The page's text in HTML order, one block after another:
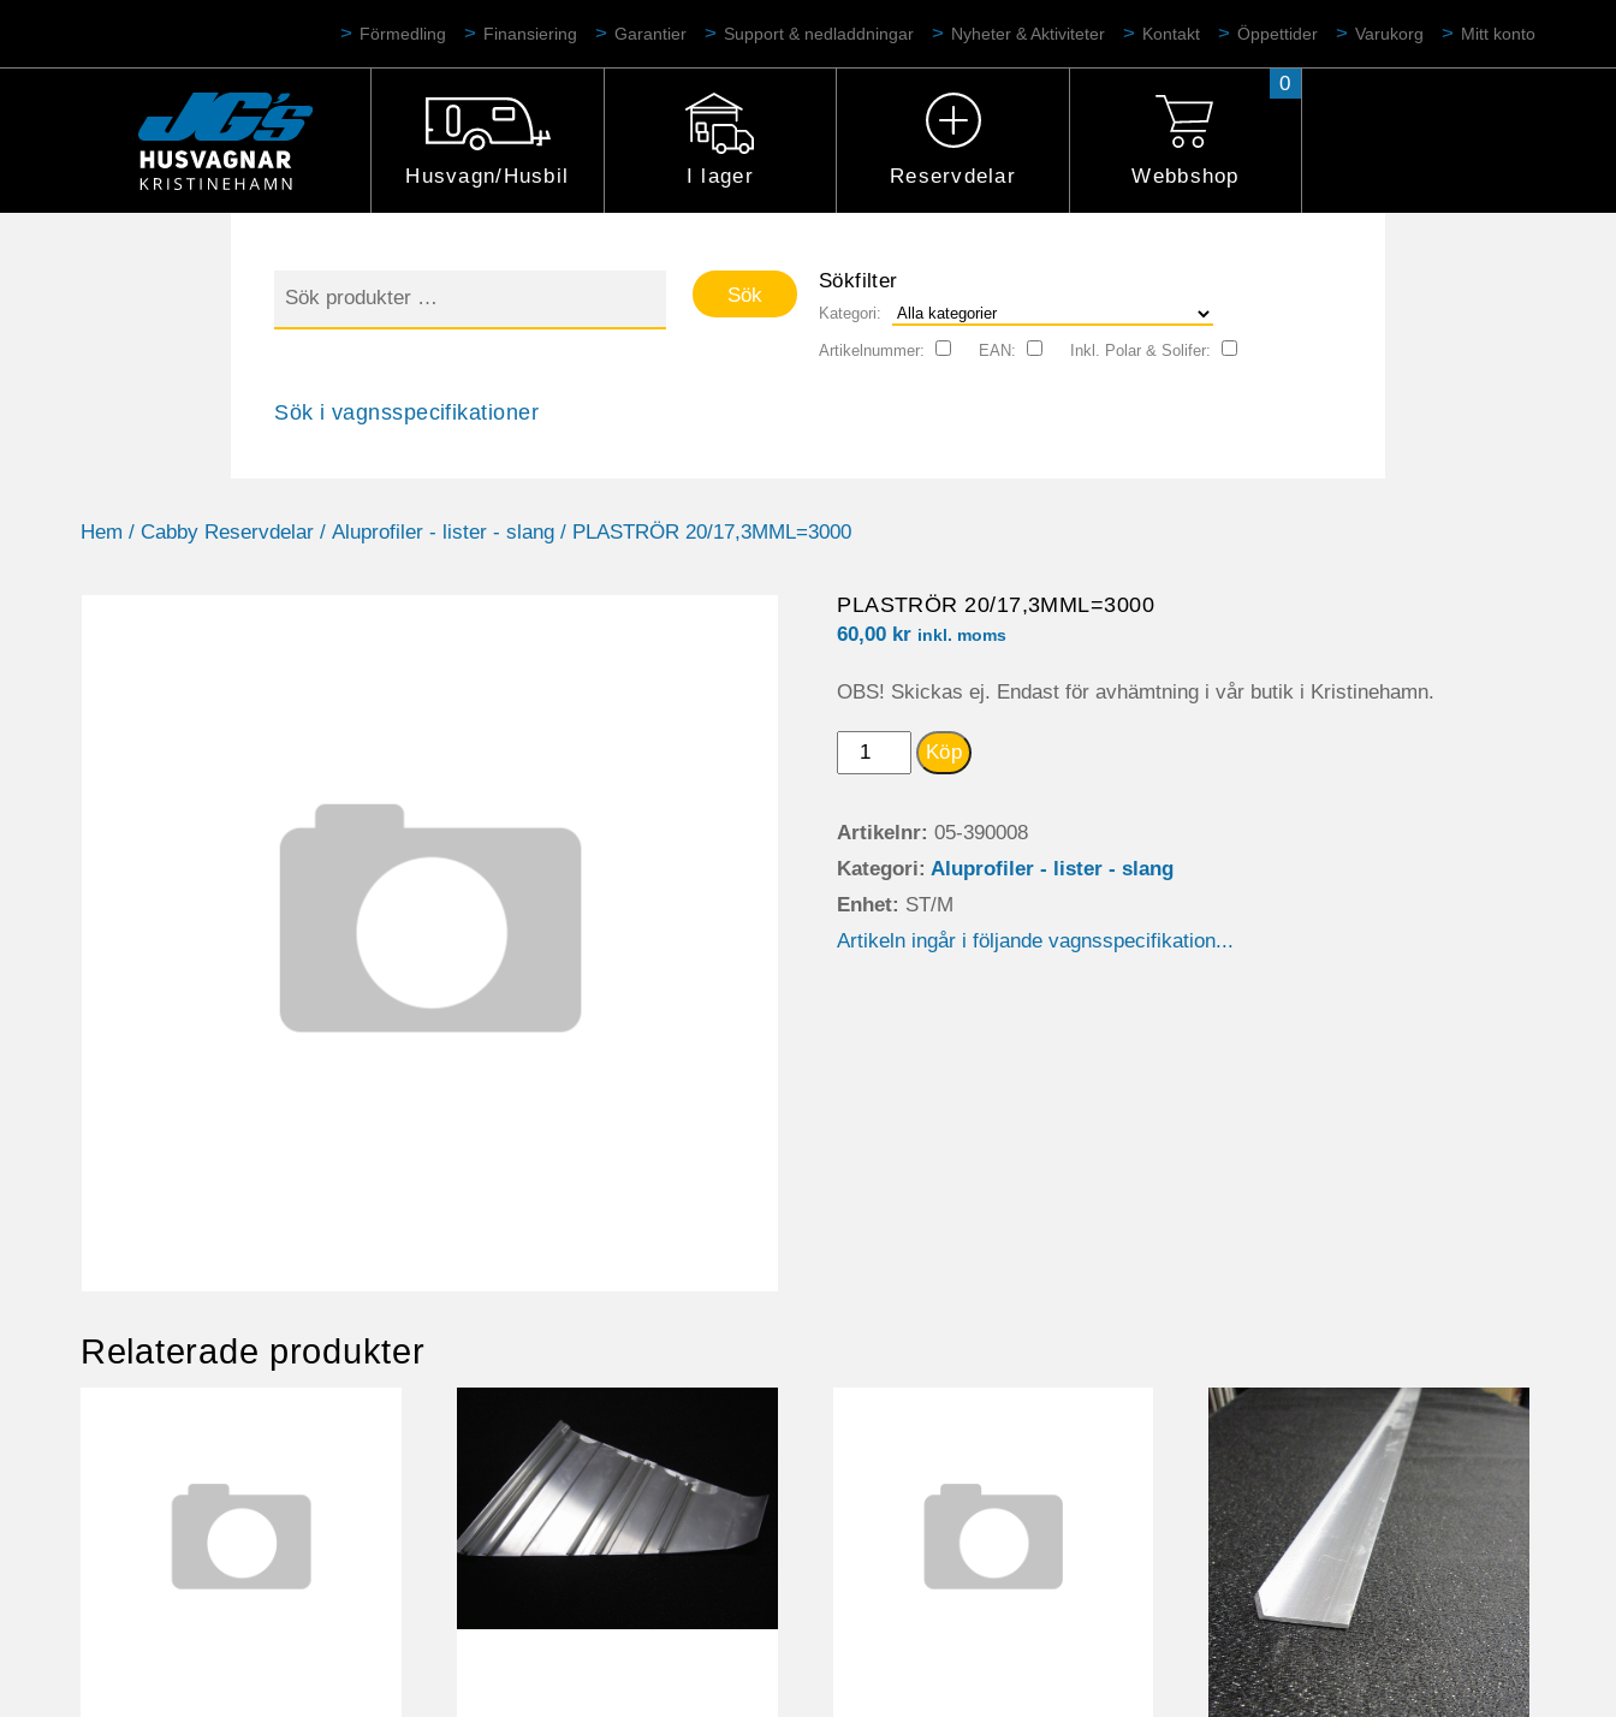
Förmedling Finansiering Garantier Support & nedladdningar Nyheter & Aktiviteter Kontakt Öppettider Varukorg Mitt konto
Husvagn/Husbil I lager Reservdelar Webbshop
0
efter:
Sökfilter
Kategori:
Artikelnummer: EAN: Inkl. Polar & Solifer:
Sök i vagnsspecifikationer
Hem / Cabby Reservdelar / Aluprofiler - lister - slang / PLASTRÖR 20/17,3MML=3000
PLASTRÖR 20/17,3MML=3000
60,00 kr inkl. moms
OBS! Skickas ej. Endast för avhämtning i vår butik i Kristinehamn.
PLASTRÖR
mängd
Köp
Artikelnr:05-390008
Kategori:Aluprofiler - lister - slang
Enhet: ST/M
Artikeln ingår i följande vagnsspecifikation...
Relaterade produkter